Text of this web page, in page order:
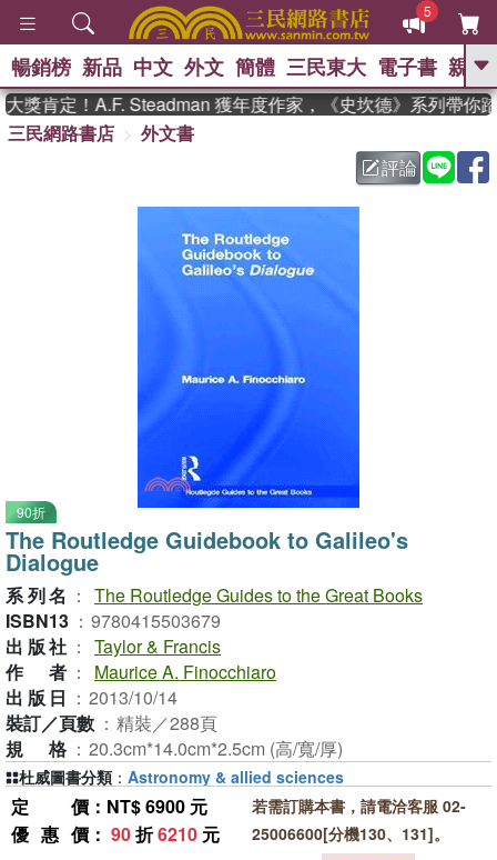
5
GO
父親節 、 如果歷
暑期推薦 、 國際布克
獎 臺灣漫遊錄 、 方念華
登輝時代 、 數學女孩：黎曼猜想
偉大的迷走神經
暢銷榜 新品 中文 外文 簡體 三民東大 電子書 親子
獎肯定！A.F. Steadman 獲年度作家，《史坎德》系列帶你踏
三民網路書店
外文書
評論
90折
The Routledge Guidebook to Galileo's
Dialogue
系列名 ： The Routledge Guides to the Great Books
ISBN13 ： 9780415503679
出版社 ： Taylor & Francis
作者 ：
Maurice A. Finocchiaro
出版日 ： 2013/10/14
裝訂／頁數 ： 精裝／288頁
規格 ： 20.3cm*14.0cm*2.5cm (高/寬/厚)
定價 ：NT$ 6900 元
優惠價 ： 90折6210 元
若需訂購本書，請電洽客服 02-
25006600[分機130、131]。
杜威圖書分類 ： Astronomy & allied sciences